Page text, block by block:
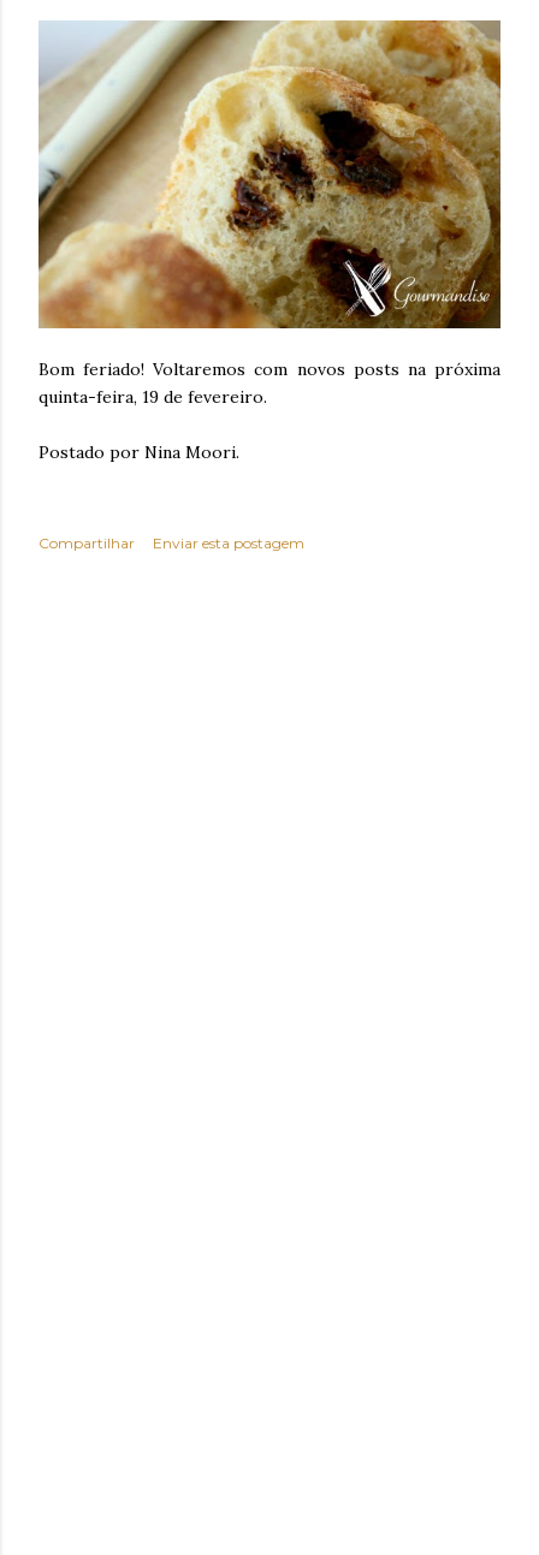
Bom feriado! Voltaremos com novos posts na próxima
quinta-feira, 19 de fevereiro.
Postado por Nina Moori.
Compartilhar Enviar esta postagem